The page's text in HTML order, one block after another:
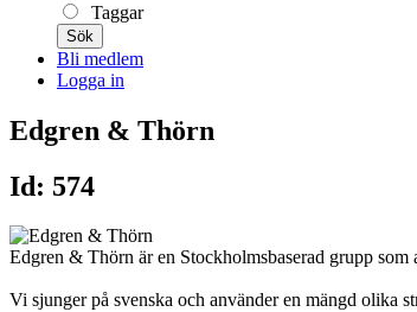
Taggar
Sök
Bli medlem
Logga in
Edgren & Thörn
Id: 574
Edgren & Thörn är en Stockholmsbaserad grupp som
Vi sjunger på svenska och använder en mängd olika